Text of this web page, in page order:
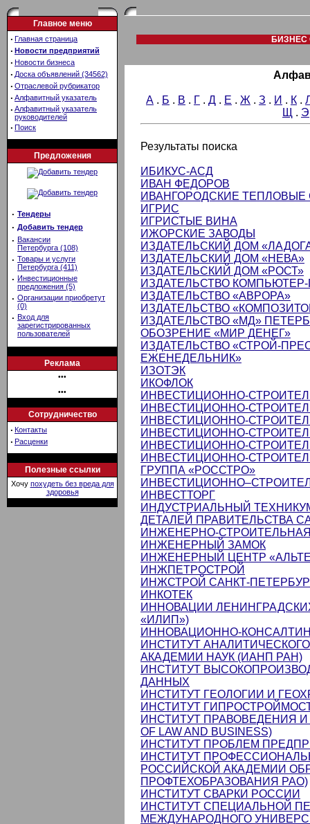
Главное меню
· Главная страница
· Новости предприятий
· Новости бизнеса
· Доска объявлений (34562)
· Отраслевой рубрикатор
· Алфавитный указатель
· Алфавитный указатель
руководителей
· Поиск
Предложения
· Тендеры
· Добавить тендер
· Вакансии
Петербурга (108)
· Товары и услуги
Петербурга (411)
· Инвестиционные
предложения (5)
· Организации приобретут
(0)
· Вход для
зарегистрированных
пользователей
Реклама
•••
•••
Сотрудничество
· Контакты
· Расценки
Полезные ссылки
Хочу похудеть без вреда для
здоровья
БИЗНЕС
А . Б . В . Г . Д . Е . Ж . З . И . К .
Щ
. Э
Результаты поиска
ИБИКУС-АСД
ИВАН ФЕДОРОВ
ИВАНГОРОДСКИЕ ТЕПЛОВЫЕ
ИГРИС
ИГРИСТЫЕ ВИНА
ИЖОРСКИЕ ЗАВОДЫ
ИЗДАТЕЛЬСКИЙ ДОМ
ИЗДАТЕЛЬСКИЙ ДОМ «НЕВА»
ИЗДАТЕЛЬСКИЙ ДОМ «РОСТ»
ИЗДАТЕЛЬСТВО
ИЗДАТЕЛЬСТВО «АВРОРА»
ИЗДАТЕЛЬСТВО
ИЗДАТЕЛЬСТВО «МД»
ОБОЗРЕНИЕ «МИР ДЕНЕГ»
ИЗДАТЕЛЬСТВО «СТРОЙ-
ЕЖЕНЕДЕЛЬНИК»
ИЗОТЭК
ИКОФЛОК
ИНВЕСТИЦИОННО-
ИНВЕСТИЦИОННО-
ИНВЕСТИЦИОННО-
ИНВЕСТИЦИОННО-
ИНВЕСТИЦИОННО-
ИНВЕСТИЦИОННО-
ГРУППА «РОССТРО»
ИНВЕСТТОРГ
ИНДУСТРИАЛЬНЫЙ
ДЕТАЛЕЙ ПРАВИТЕЛЬСТВА
ИНЖЕНЕРНО-
ИНЖЕНЕРНЫЙ ЗАМОК
ИНЖЕНЕРНЫЙ ЦЕНТР
ИНЖПЕТРОСТРОЙ
ИНЖСТРОЙ САНКТ-
ИНКОТЕК
ИННОВАЦИИ
«ИЛИП»)
ИННОВАЦИОННО-
ИНСТИТУТ
АКАДЕМИИ НАУК (ИАНП РАН)
ИНСТИТУТ
ДАННЫХ
ИНСТИТУТ ГЕОЛОГИИ И
ИНСТИТУТ
ИНСТИТУТ ПРАВОВЕДЕНИЯ И
OF LAW AND BUSINESS)
ИНСТИТУТ ПРОБЛЕМ
ИНСТИТУТ
РОССИЙСКОЙ АКАДЕМИИ
ПРОФТЕХОБРАЗОВАНИЯ РАО)
ИНСТИТУТ СВАРКИ РОССИИ
ИНСТИТУТ СПЕЦИАЛЬНОЙ
МЕЖДУНАРОДНОГО